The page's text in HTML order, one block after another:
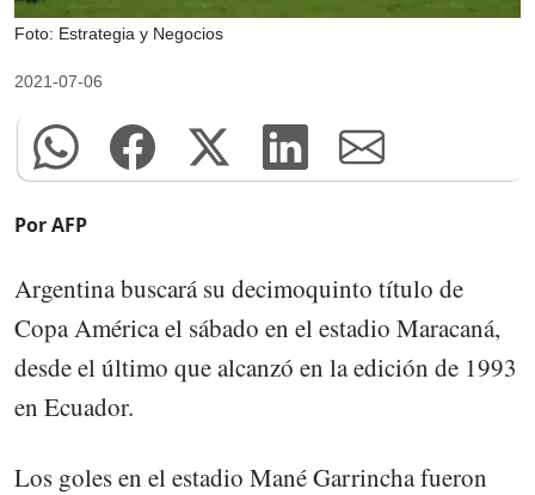
Foto: Estrategia y Negocios
2021-07-06
Por AFP
Argentina buscará su decimoquinto título de
Copa América el sábado en el estadio Maracaná,
desde el último que alcanzó en la edición de 1993
en Ecuador.
Los goles en el estadio Mané Garrincha fueron